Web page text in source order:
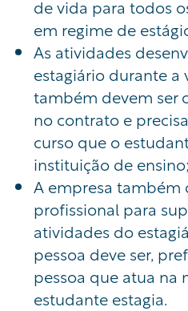
de vida para todos
em regime de
As atividades
estagiário durante a
também devem ser
no contrato e
curso que o
instituição de ensino;
A empresa também
profissional para
atividades do
pessoa deve ser,
pessoa que atua na
estudante estagia.